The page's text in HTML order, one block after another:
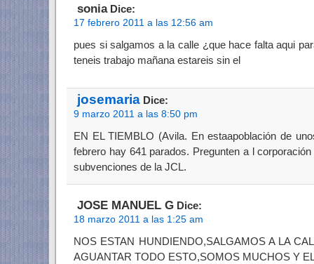
soniaDice:
17 febrero 2011 a las 12:56 am
pues si salgamos a la calle ¿que hace falta aqui
teneis trabajo mañana estareis sin el
josemaria Dice:
9 marzo 2011 a las 8:50 pm
EN EL TIEMBLO (Avila. En estaapoblación de
febrero hay 641 parados. Pregunten a l
subvenciones de la JCL.
JOSE MANUEL G Dice:
18 marzo 2011 a las 1:25 am
NOS ESTAN HUNDIENDO,SALGAMOS A LA
AGUANTAR TODO ESTO,SOMOS MUCHOS Y